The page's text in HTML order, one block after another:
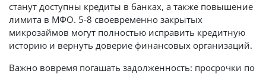
станут доступны кредиты в банках, а также повышение
лимита в МФО. 5-8 своевременно закрытых
микрозаймов могут полностью исправить кредитную
историю и вернуть доверие финансовых организаций.
Важно вовремя погашать задолженность: просрочки по